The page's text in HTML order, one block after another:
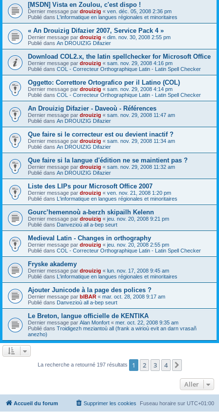
[MSDN] Vista en Zoulou, c'est dispo !
Dernier message par drouizig « ven. déc. 05, 2008 2:36 pm
Publié dans L'informatique en langues régionales et minoritaires
« An Drouizig Difazier 2007, Service Pack 4 »
Dernier message par drouizig « dim. nov. 30, 2008 2:55 pm
Publié dans An DROUIZIG Difazier
Download COL2.x, the latin spellchecker for Microsoft Office
Dernier message par drouizig « sam. nov. 29, 2008 4:16 pm
Publié dans COL - Correcteur Orthographique Latin - Latin Spell Checker
Oggetto: Correttore Ortografico per il Latino (COL)
Dernier message par drouizig « sam. nov. 29, 2008 4:14 pm
Publié dans COL - Correcteur Orthographique Latin - Latin Spell Checker
An Drouizig Difazier - Daveoù - Références
Dernier message par drouizig « sam. nov. 29, 2008 11:47 am
Publié dans An DROUIZIG Difazier
Que faire si le correcteur est ou devient inactif ?
Dernier message par drouizig « sam. nov. 29, 2008 11:34 am
Publié dans An DROUIZIG Difazier
Que faire si la langue d'édition ne se maintient pas ?
Dernier message par drouizig « sam. nov. 29, 2008 11:32 am
Publié dans An DROUIZIG Difazier
Liste des LIPs pour Microsoft Office 2007
Dernier message par drouizig « ven. nov. 21, 2008 1:20 pm
Publié dans L'informatique en langues régionales et minoritaires
Gourc’hemennoù a-berzh skipailh Kelenn
Dernier message par drouizig « jeu. nov. 20, 2008 9:21 pm
Publié dans Danvezioù all a-bep seurt
Medieval Latin - Changes in orthography
Dernier message par drouizig « jeu. nov. 20, 2008 2:55 pm
Publié dans COL - Correcteur Orthographique Latin - Latin Spell Checker
Fryske akademy
Dernier message par drouizig « lun. nov. 17, 2008 9:45 am
Publié dans L'informatique en langues régionales et minoritaires
Ajouter Junicode à la page des polices ?
Dernier message par bIBAR « mar. oct. 28, 2008 9:17 am
Publié dans Danvezioù all a-bep seurt
Le Breton, langue officielle de KENTIKA
Dernier message par Alan Monfort « mer. oct. 22, 2008 9:35 am
Publié dans Troidigezh meziantoù all (frank a wirioù evit an darn vrasañ
anezho)
La recherche a retourné 197 résultats 1 2 3 4
Aller
Accueil du forum Fuseau horaire sur UTC+01:00
Supprimer les cookies